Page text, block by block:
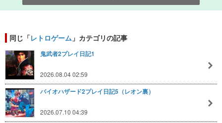
同じ「レトロゲーム 」カテゴリの記事
鬼武者2プレイ日記1
2026.08.04 02:59
バイオハザード2プレイ日記5（レオン裏）
2026.07.10 04:39